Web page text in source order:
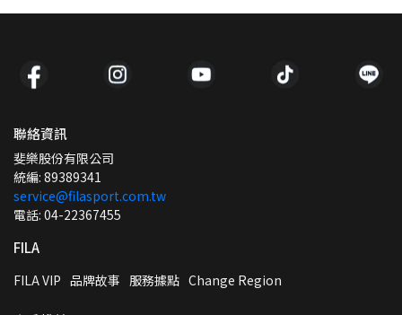
聯絡資訊
斐樂股份有限公司
統編: 89389341
service@filasport.com.tw
電話: 04-22367455
FILA
FILA VIP 品牌故事 服務據點 Change Region